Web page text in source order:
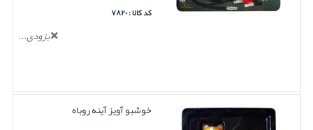
کد کالا : ۷۸۲۰
بزودی...
خوشبو آویز آینه روباه